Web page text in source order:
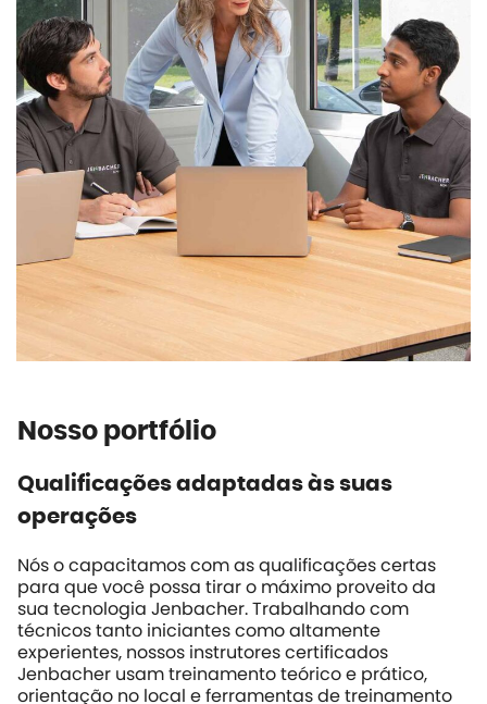
Nosso portfólio
Qualificações adaptadas às suas
operações
Nós o capacitamos com as qualificações certas
para que você possa tirar o máximo proveito da
sua tecnologia Jenbacher. Trabalhando com
técnicos tanto iniciantes como altamente
experientes, nossos instrutores certificados
Jenbacher usam treinamento teórico e prático,
orientação no local e ferramentas de treinamento